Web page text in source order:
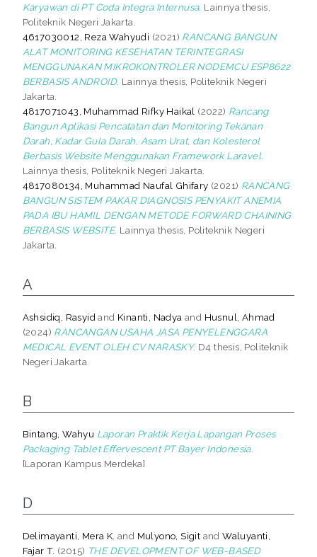
Karyawan di PT Coda Integra Internusa. Lainnya thesis,
Politeknik Negeri Jakarta.
4617030012, Reza Wahyudi (2021) RANCANG BANGUN
ALAT MONITORING KESEHATAN TERINTEGRASI
MENGGUNAKAN MIKROKONTROLER NODEMCU ESP8622
BERBASIS ANDROID. Lainnya thesis, Politeknik Negeri
Jakarta.
4817071043, Muhammad Rifky Haikal (2022) Rancang
Bangun Aplikasi Pencatatan dan Monitoring Tekanan
Darah, Kadar Gula Darah, Asam Urat, dan Kolesterol
Berbasis Website Menggunakan Framework Laravel.
Lainnya thesis, Politeknik Negeri Jakarta.
4817080134, Muhammad Naufal Ghifary (2021) RANCANG
BANGUN SISTEM PAKAR DIAGNOSIS PENYAKIT ANEMIA
PADA IBU HAMIL DENGAN METODE FORWARD CHAINING
BERBASIS WEBSITE. Lainnya thesis, Politeknik Negeri
Jakarta.
A
Ashsidiq, Rasyid and Kinanti, Nadya and Husnul, Ahmad
(2024) RANCANGAN USAHA JASA PENYELENGGARA
MEDICAL EVENT OLEH CV NARASKY. D4 thesis, Politeknik
Negeri Jakarta.
B
Bintang, Wahyu Laporan Praktik Kerja Lapangan Proses
Packaging Tablet Effervescent PT Bayer Indonesia.
[Laporan Kampus Merdeka]
D
Delimayanti, Mera K. and Mulyono, Sigit andWaluyanti,
Fajar T. (2015) THE DEVELOPMENT OF WEB-BASED